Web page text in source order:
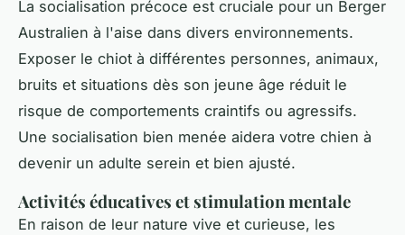
La socialisation précoce est cruciale pour un Berger
Australien à l'aise dans divers environnements.
Exposer le chiot à différentes personnes, animaux,
bruits et situations dès son jeune âge réduit le
risque de comportements craintifs ou agressifs.
Une socialisation bien menée aidera votre chien à
devenir un adulte serein et bien ajusté.
Activités éducatives et stimulation mentale
En raison de leur nature vive et curieuse, les